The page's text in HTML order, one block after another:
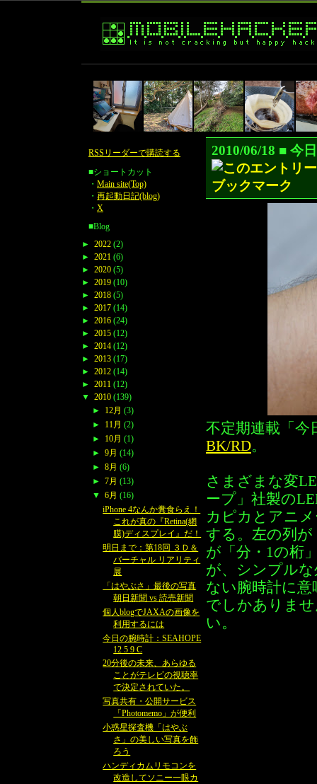
2010/06/18 ■ 今
不定期連載「今
BK/RD。
さまざまな変
ープ」社製の
カピカとアニ
する。左の列が
が「分・1の桁
が、シンプル
ない腕時計に
でしかありま
い。
RSSリーダーで購読する
■ショートカット
・ Main site(Top)
・ 再起動日記(blog)
・ X
■Blog
► 2022 (2)
► 2021 (6)
► 2020 (5)
► 2019 (10)
► 2018 (5)
► 2017 (14)
► 2016 (24)
► 2015 (12)
► 2014 (12)
► 2013 (17)
► 2012 (14)
► 2011 (12)
▼ 2010 (139)
►
12月 (3)
►
11月 (2)
►
10月 (1)
► 9月 (14)
► 8月 (6)
► 7月 (13)
▼ 6月 (16)
iPhone 4なんか糞食らえ！
これが真の『Retina(網
膜)ディスプレイ』だ！
明日まで：第18回 ３Ｄ＆
バーチャル リアリティ
展
「はやぶさ」最後の写真
朝日新聞 vs 読売新聞
個人blogでJAXAの画像を
利用するには
今日の腕時計：SEAHOPE
12 5 9 C
20分後の未来、あらゆる
ことがテレビの視聴率
で決定されていた。
写真共有・公開サービス
「Photomemo」が便利
小惑星探査機「はやぶ
さ」の美しい写真を飾
ろう
ハンディカムリモコンを
改造してソニー一眼カ